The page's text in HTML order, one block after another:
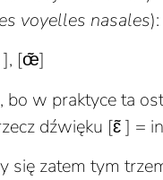
voyelles nasales):
[œ̃]
bo w praktyce ta
dźwięku [ɛ̃ ] =
się zatem tym